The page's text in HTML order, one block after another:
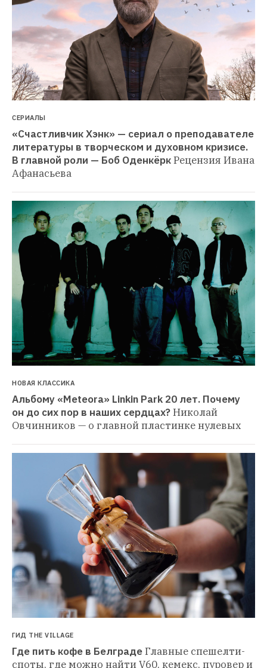
СЕРИАЛЫ
«Счастливчик Хэнк» — сериал о преподавателе
литературы в творческом и духовном кризисе.
В главной роли — Боб ОденкёркРецензия Ивана
Афанасьева
НОВАЯ КЛАССИКА
Альбому «Meteora» Linkin Park 20 лет. Почему
он до сих пор в наших сердцах?Николай
Овчинников — о главной пластинке нулевых
ГИД THE VILLAGE
Где пить кофе в БелградеГлавные спешелти-
споты, где можно найти V60, кемекс, пуровер и